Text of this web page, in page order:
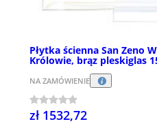
Płytka ścienna San Zeno
Królowie, brąz pleskiglas
NA ZAMÓWIENIE
zł 1532,72